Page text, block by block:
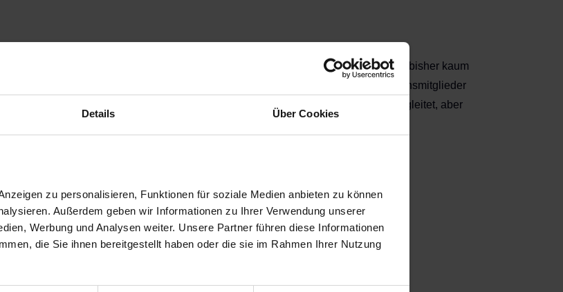
Details Über Cookies
zu personalisieren, Funktionen für soziale Medien anbieten zu können
Außerdem geben wir Informationen zu Ihrer Verwendung unserer
Werbung und Analysen weiter. Unsere Partner führen diese Informationen
die Sie ihnen bereitgestellt haben oder die sie im Rahmen Ihrer Nutzung
Jugendliche. Sie sind auf dem Platz präsent – aber in den Strukturen des Vereins bisher kaum
Raum für ihre Ideen und Perspektiven. Hier können junge Menschen (Vereinsmitglieder
Verein aus ihrer Perspektive mitentwickeln und Verantwortung übernehmen – begleitet, aber